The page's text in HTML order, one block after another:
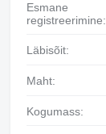
Esmane
registreerimine:
Läbisõit:
Maht:
Kogumass: